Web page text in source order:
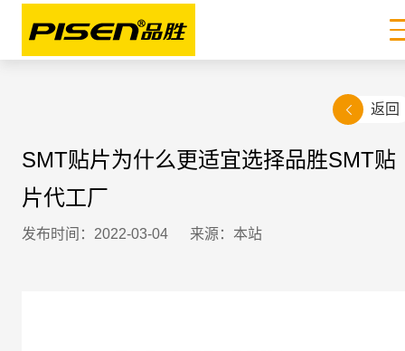
SMT贴片为什么更适宜选择品胜SMT贴
片代工厂
发布时间：2022-03-04 来源：本站
返回